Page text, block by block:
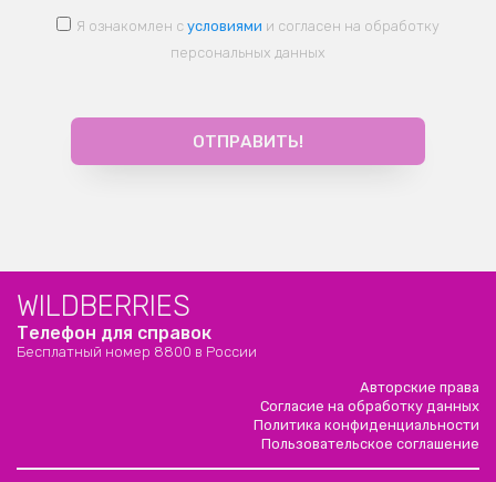
Я ознакомлен с условиями и согласен на обработку
персональных данных
WILDBERRIES
Телефон для справок
Бесплатный номер 8800 в России
Авторские права
Согласие на обработку данных
Политика конфиденциальности
Пользовательское соглашение